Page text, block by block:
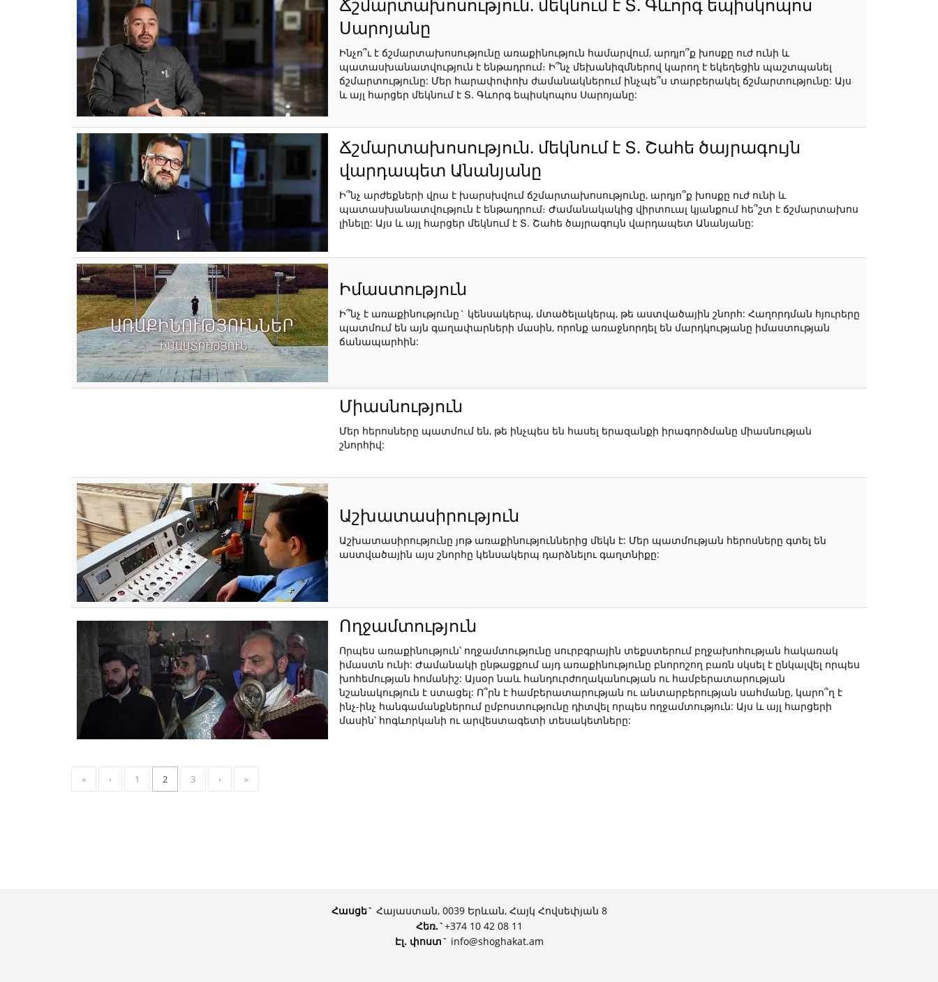
Սարոյանը
Ինչո՞ւ է ճշմարտախոսությունը առաքինություն համարվում, արդյո՞ք խոսքը ուժ ունի և
պատասխանատվություն է ենթադրում։ Ի՞նչ մեխանիզմներով կարող է եկեղեցին պաշտպանել
ճշմարտությունը: Մեր հարափոփոխ ժամանակներում ինչպե՞ս տարբերակել ճշմարտությունը: Այս
և այլ հարցեր մեկնում է Տ. Գևորգ եպիսկոպոս Սարոյանը:
Ճշմարտախոսություն. մեկնում է Տ. Շահե ծայրագույն
վարդապետ Անանյանը
Ի՞նչ արժեքների վրա է խարսխվում ճշմարտախոսությունը, արդյո՞ք խոսքը ուժ ունի և
պատասխանատվություն է ենթադրում։ Ժամանակակից վիրտուալ կյանքում հե՞շտ է ճշմարտախոս
լինելը: Այս և այլ հարցեր մեկնում է Տ. Շահե ծայրագույն վարդապետ Անանյանը:
Իմաստություն
Ի՞նչ է առաքինությունը` կենսակերպ, մտածելակերպ, թե աստվածային շնորհ: Հաղորդման հյուրերը
պատմում են այն գաղափարների մասին, որոնք առաջնորդել են մարդկությանը իմաստության
ճանապարհին:
Միասնություն
Մեր հերոսները պատմում են, թե ինչպես են հասել երազանքի իրագործմանը միասնության
շնորհիվ:
Աշխատասիրություն
Աշխատասիրությունը յոթ առաքինություններից մեկն է: Մեր պատմության հերոսները գտել են
աստվածային այս շնորհը կենսակերպ դարձնելու գաղտնիքը:
Ողջամտություն
Որպես առաքինություն՝ ողջամտությունը սուրբգրային տեքստերում բղջախոհության հակառակ
իմաստն ունի: Ժամանակի ընթացքում այդ առաքինությունը բնորոշող բառն սկսել է ընկալվել որպես
խոհեմության հոմանիշ: Այսօր նաև հանդուրժողականության ու համբերատարության
նշանակություն է ստացել: Ո՞րն է համբերատարության ու անտարբերության սահմանը, կարո՞ղ է
ինչ-ինչ հանգամանքներում ըմբոստությունը դիտվել որպես ողջամտություն: Այս և այլ հարցերի
մասին՝ հոգևորկանի ու արվեստագետի տեսակետները:
« ‹ 1 2 3 › »
Հասցե` Հայաստան, 0039 Երևան, Հայկ Հովսեփյան 8
Հեռ.`+374 10 42 08 11
Էլ. փոստ` info@shoghakat.am